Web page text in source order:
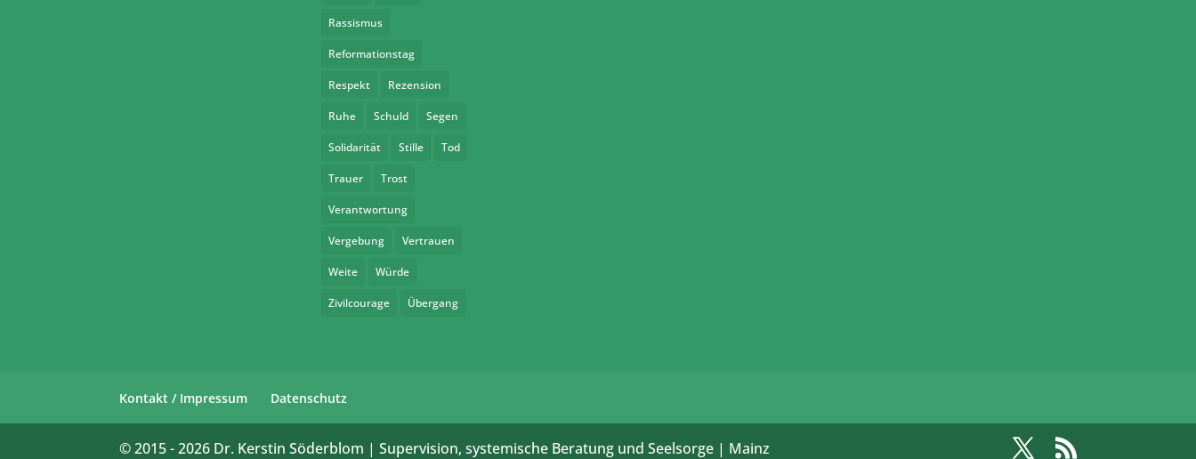
Rassismus
Reformationstag
Respekt Rezension
Ruhe Schuld Segen
Solidarität Stille Tod
Trauer Trost
Verantwortung
Vergebung Vertrauen
Weite Würde
Zivilcourage Übergang
Kontakt / Impressum Datenschutz
© 2015 -2026 Dr. Kerstin Söderblom | Supervision, systemische Beratung und Seelsorge | Mainz